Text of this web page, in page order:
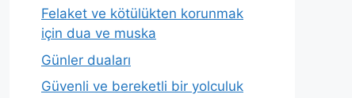
Felaket ve kötülükten korunmak
için dua ve muska
Günler duaları
Güvenli ve bereketli bir yolculuk